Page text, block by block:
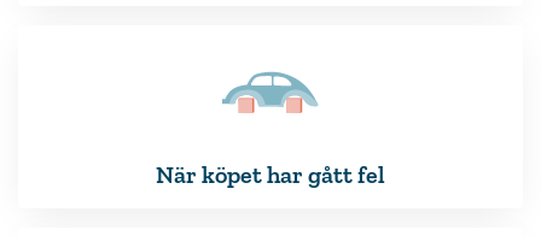
När köpet har gått fel